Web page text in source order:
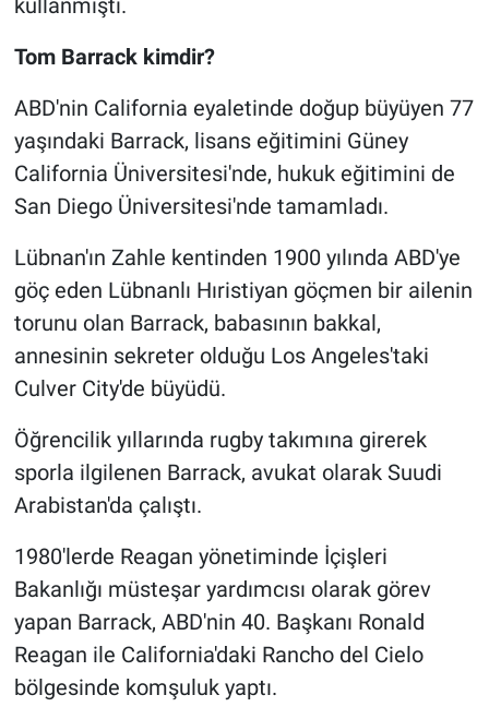
kullanmıştı.
Tom Barrack kimdir?
ABD'nin California eyaletinde doğup büyüyen 77
yaşındaki Barrack, lisans eğitimini Güney
California Üniversitesi'nde, hukuk eğitimini de
San Diego Üniversitesi'nde tamamladı.
Lübnan'ın Zahle kentinden 1900 yılında ABD'ye
göç eden Lübnanlı Hıristiyan göçmen bir ailenin
torunu olan Barrack, babasının bakkal,
annesinin sekreter olduğu Los Angeles'taki
Culver City'de büyüdü.
Öğrencilik yıllarında rugby takımına girerek
sporla ilgilenen Barrack, avukat olarak Suudi
Arabistan'da çalıştı.
1980'lerde Reagan yönetiminde İçişleri
Bakanlığı müsteşar yardımcısı olarak görev
yapan Barrack, ABD'nin 40. Başkanı Ronald
Reagan ile California'daki Rancho del Cielo
bölgesinde komşuluk yaptı.